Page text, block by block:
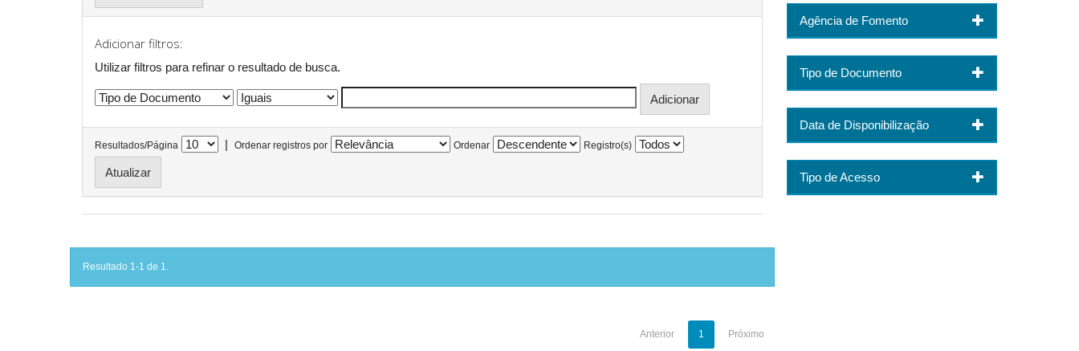
Adicionar filtros:
Utilizar filtros para refinar o resultado de busca.
Resultados/Página | Ordenar registros por Ordenar Registro(s)
Resultado 1-1 de 1.
Anterior 1 Próximo
Agência de Fomento
Tipo de Documento
Data de Disponibilização
Tipo de Acesso